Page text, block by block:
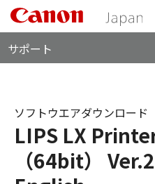
サポート
LIPS LX
（64bit）
ソフトウエアダウンロード